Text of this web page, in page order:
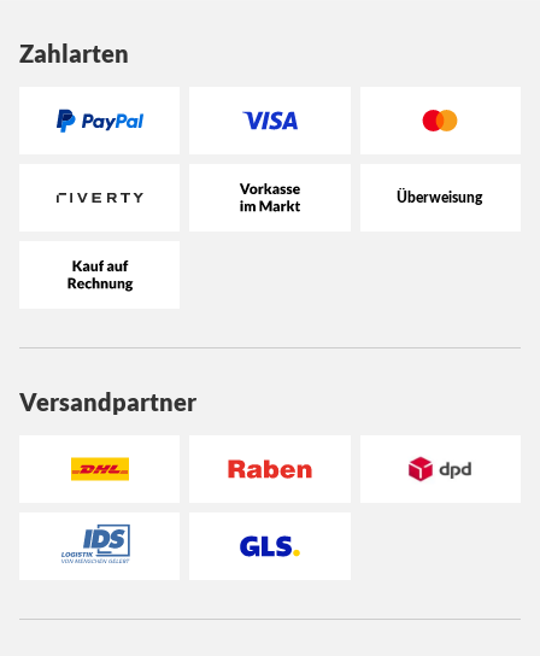
Zahlarten
Versandpartner